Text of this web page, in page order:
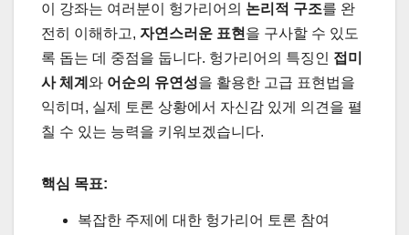
이 강좌는 여러분이 헝가리어의 논리적 구조를 완
전히 이해하고, 자연스러운 표현 을 구사할 수 있도
록 돕는 데 중점을 둡니다. 헝가리어의 특징인 접미
사 체계 와 어순의 유연성을 활용한 고급 표현법을
익히며, 실제 토론 상황에서 자신감 있게 의견을 펼
칠 수 있는 능력을 키워보겠습니다.
핵심 목표:
복잡한 주제에 대한 헝가리어 토론 참여